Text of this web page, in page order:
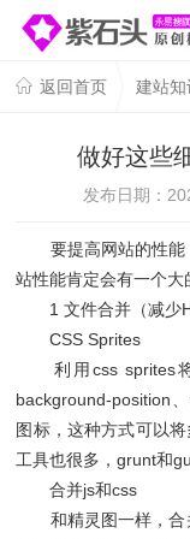
返回首页 建站知
做好这些
发布日期：
要提高网站的性能
站性能肯定会有一个大
1 文件合并（减少
CSS Sprites
利用css sprites将
background-position
图标，这种方式可以
工具也很多，grunt和
合并js和css
和精灵图一样，合